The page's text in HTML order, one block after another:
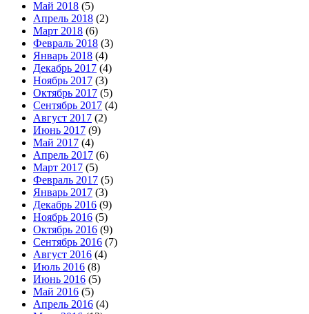
Май 2018 (5)
Апрель 2018 (2)
Март 2018 (6)
Февраль 2018 (3)
Январь 2018 (4)
Декабрь 2017 (4)
Ноябрь 2017 (3)
Октябрь 2017 (5)
Сентябрь 2017 (4)
Август 2017 (2)
Июнь 2017 (9)
Май 2017 (4)
Апрель 2017 (6)
Март 2017 (5)
Февраль 2017 (5)
Январь 2017 (3)
Декабрь 2016 (9)
Ноябрь 2016 (5)
Октябрь 2016 (9)
Сентябрь 2016 (7)
Август 2016 (4)
Июль 2016 (8)
Июнь 2016 (5)
Май 2016 (5)
Апрель 2016 (4)